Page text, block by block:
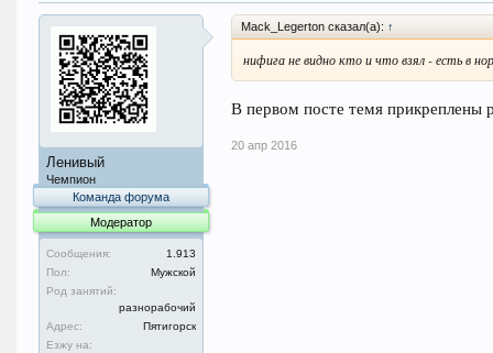
Ленивый
Чемпион
Команда форума
Модератор
Сообщения:
1.913
Пол:
Мужской
Род занятий:
разнорабочий
Адрес:
Пятигорск
Езжу на:
Mack_Legerton сказал(а): ↑
нифига не видно кто и что взял - есть в
В первом посте темя прикреплены
20 апр 2016